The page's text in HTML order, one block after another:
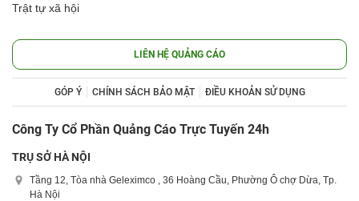
Trật tự xã hội
LIÊN HỆ QUẢNG CÁO
GÓP Ý CHÍNH SÁCH BẢO MẬT ĐIỀU KHOẢN SỬ DỤNG
Công Ty Cổ Phần Quảng Cáo Trực Tuyến 24h
TRỤ SỞ HÀ NỘI
Tầng 12, Tòa nhà Geleximco , 36 Hoàng Cầu, Phường Ô chợ Dừa, Tp.
Hà Nội